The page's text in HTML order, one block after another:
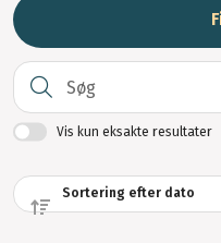
Vis kun eksakte resultater